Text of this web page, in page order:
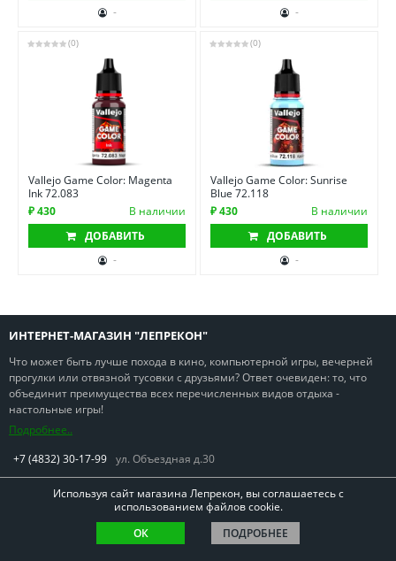
-
-
(0)
Vallejo Game Color: Magenta
Ink 72.083
₽ 430
В наличии
ДОБАВИТЬ
-
(0)
Vallejo Game Color: Sunrise
Blue 72.118
₽ 430
В наличии
ДОБАВИТЬ
-
ИНТЕРНЕТ-МАГАЗИН "ЛЕПРЕКОН"
Что может быть лучше похода в кино, компьютерной игры, вечерней
прогулки или отвязной тусовки с друзьями? Ответ очевиден: то, что
объединит преимущества всех перечисленных видов отдыха -
настольные игры!
Подробнее..
+7 (4832) 30-17-99 ул. Объездная д.30
Copyright © Лепрекон 2013-2026. Все права защищены
Используя сайт магазина Лепрекон, вы соглашаетесь с
использованием файлов cookie.
ОК
ПОДРОБНЕЕ